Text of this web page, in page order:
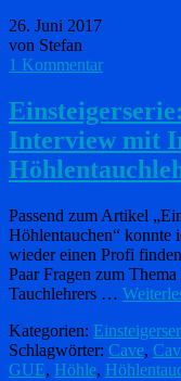
26. Juni 2017
von Stefan
1 Kommentar
Interview mit
Passend zum Artikel
Höhlentauchen“ konnte
wieder einen Profi
Paar Fragen zum
Tauchlehrers …
Kategorien:
Schlagwörter: Cave,
GUE, Höhle,